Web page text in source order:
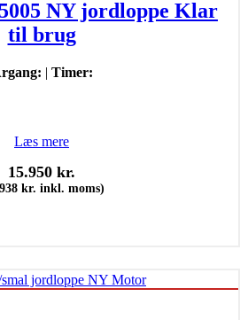
NY jordloppe Klar
til brug
| Timer:
Læs mere
15.950 kr.
kr. inkl. moms)